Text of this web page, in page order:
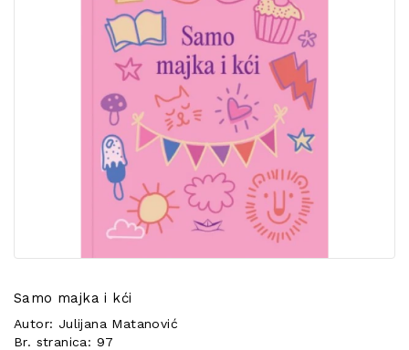
Samo majka i kći
Autor: Julijana Matanović
Br. stranica: 97